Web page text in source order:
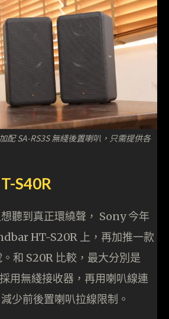
配 SA-RS3S 無綫後置喇叭，只需提供各
S40R
聽到真正環繞聲， Sony 今年
HT-S20R 上，再加推一款
和 S20R 比較，最大分別是
用無綫接收器，再用喇叭線連
少前後置喇叭拉線限制。